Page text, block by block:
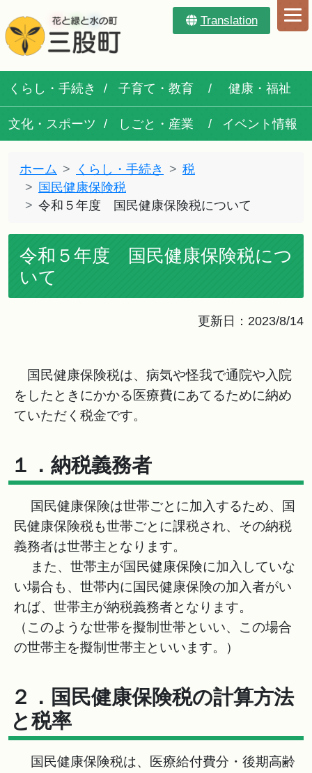
Translation
くらし・手続き 子育て・教育 健康・福祉
文化・スポーツ しごと・産業 イベント情報
ホーム くらし・手続き
税
国民健康保険税
令和５年度 国民健康保険税について
令和５年度 国民健康保険税につ
いて
更新日：2023/8/14
国民健康保険税は、病気や怪我で通院や入院
をしたときにかかる医療費にあてるために納め
ていただく税金です。
１．納税義務者
国民健康保険は世帯ごとに加入するため、国
民健康保険税も世帯ごとに課税され、その納税
義務者は世帯主となります。
また、世帯主が国民健康保険に加入していな
い場合も、世帯内に国民健康保険の加入者がい
れば、世帯主が納税義務者となります。
（このような世帯を擬制世帯といい、この場合
の世帯主を擬制世帯主といいます。）
２．国民健康保険税の計算方法
と税率
国民健康保険税は、医療給付費分・後期高齢